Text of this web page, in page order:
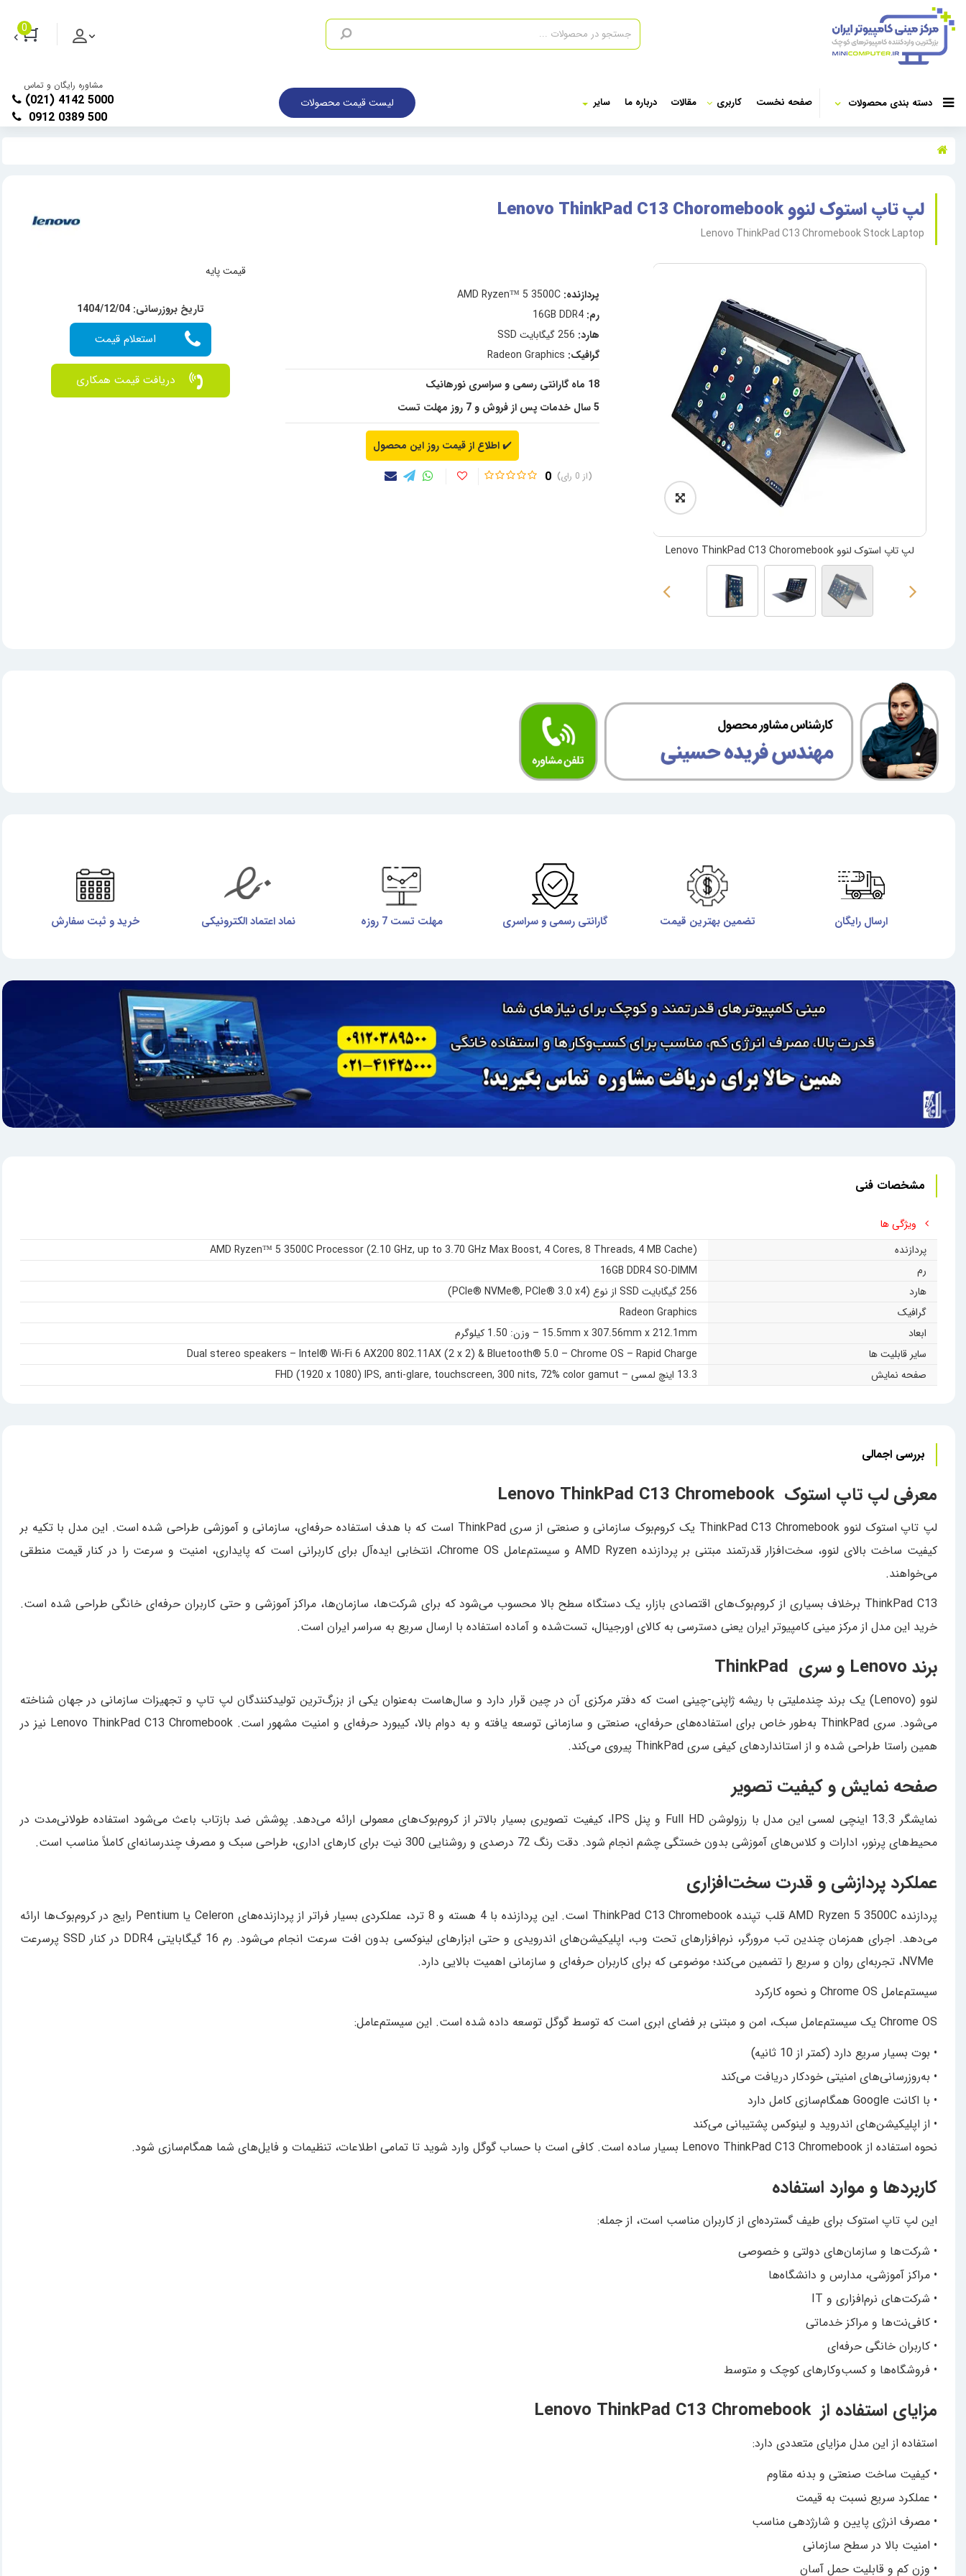
0
دسته بندی محصولات صفحه نخست کاربری مقالات درباره ما سایر لیست قیمت محصولات
مشاوره رایگان و تماس
(021) 4142 5000
0912 0389 500
لپ تاپ استوک لنوو Lenovo ThinkPad C13 Choromebook
Lenovo ThinkPad C13 Chromebook Stock Laptop
لپ تاپ استوک لنوو Lenovo ThinkPad C13 Choromebook
پردازنده: AMD Ryzen™ 5 3500C
رم:16GB DDR4
هارد:
گرافیک:
18 ماه گارانتی رسمی و سراسری نورهانیک
5 سال خدمات پس از فروش و 7 روز مهلت تست
✔️اطلاع از قیمت روز این محصول
0 0
قیمت پایه
تاریخ بروزرسانی: 1404/12/04
دریافت قیمت همکاری
ارسال رایگان تضمین بهترین قیمت گارانتی رسمی و سراسری مهلت تست 7 روزه نماد اعتماد الکترونیکی خرید و ثبت سفارش
مشخصات فنی
ویژگی ها
پردازنده
AMD Ryzen™ 5 3500C Processor (2.10 GHz, up to 3.70 GHz Max Boost, 4 Cores, 8 Threads, 4 MB Cache)
رم
16GB DDR4 SO-DIMM
هارد
256 گیگابایت SSD از نوع (PCIe® NVMe®, PCIe® 3.0 x4)
گرافیک
Radeon Graphics
ابعاد
15.5mm x 307.56mm x 212.1mm – وزن: 1.50 کیلوگرم
سایر قابلیت ها
Dual stereo speakers – Intel® Wi-Fi 6 AX200 802.11AX (2 x 2) & Bluetooth® 5.0 – Chrome OS – Rapid Charge
صفحه نمایش
13.3 اینچ لمسی – FHD (1920 x 1080) IPS, anti-glare, touchscreen, 300 nits, 72% color gamut
بررسی اجمالی
معرفی لپ تاپ استوک Lenovo ThinkPad C13 Chromebook
لپ تاپ استوک لنوو ThinkPad C13 Chromebook یک کروم‌بوک سازمانی و صنعتی از سری ThinkPad است که با هدف استفاده حرفه‌ای، سازمانی و آموزشی طراحی شده است. این مدل با تکیه بر
کیفیت ساخت بالای لنوو، سخت‌افزار قدرتمند مبتنی بر پردازنده AMD Ryzen و سیستم‌عامل Chrome OS، انتخابی ایده‌آل برای کاربرانی است که پایداری، امنیت و سرعت را در کنار قیمت منطقی
می‌خواهند.
ThinkPad C13 برخلاف بسیاری از کروم‌بوک‌های اقتصادی بازار، یک دستگاه سطح بالا محسوب می‌شود که برای شرکت‌ها، سازمان‌ها، مراکز آموزشی و حتی کاربران حرفه‌ای خانگی طراحی شده است.
خرید این مدل از مرکز مینی کامپیوتر ایران یعنی دسترسی به کالای اورجینال، تست‌شده و آماده استفاده با ارسال سریع به سراسر ایران است.
برند Lenovo و سری ThinkPad
لنوو (Lenovo) یک برند چندملیتی با ریشه ژاپنی-چینی است که دفتر مرکزی آن در چین قرار دارد و سال‌هاست به‌عنوان یکی از بزرگ‌ترین تولیدکنندگان لپ تاپ و تجهیزات سازمانی در جهان شناخته
می‌شود. سری ThinkPad به‌طور خاص برای استفاده‌های حرفه‌ای، صنعتی و سازمانی توسعه یافته و به دوام بالا، کیبورد حرفه‌ای و امنیت مشهور است. Lenovo ThinkPad C13 Chromebook نیز در
همین راستا طراحی شده و از استانداردهای کیفی سری ThinkPad پیروی می‌کند.
صفحه نمایش و کیفیت تصویر
نمایشگر 13.3 اینچی لمسی این مدل با رزولوشن Full HD و پنل IPS، کیفیت تصویری بسیار بالاتر از کروم‌بوک‌های معمولی ارائه می‌دهد. پوشش ضد بازتاب باعث می‌شود استفاده طولانی‌مدت در
محیط‌های پرنور، ادارات و کلاس‌های آموزشی بدون خستگی چشم انجام شود. دقت رنگ 72 درصدی و روشنایی 300 نیت برای کارهای اداری، طراحی سبک و مصرف چندرسانه‌ای کاملاً مناسب است.
عملکرد پردازشی و قدرت سخت‌افزاری
پردازنده AMD Ryzen 5 3500C قلب تپنده ThinkPad C13 Chromebook است. این پردازنده با 4 هسته و 8 ترد، عملکردی بسیار فراتر از پردازنده‌های Celeron یا Pentium رایج در کروم‌بوک‌ها ارائه
می‌دهد. اجرای همزمان چندین تب مرورگر، نرم‌افزارهای تحت وب، اپلیکیشن‌های اندرویدی و حتی ابزارهای لینوکسی بدون افت سرعت انجام می‌شود. رم 16 گیگابایتی DDR4 در کنار SSD پرسرعت
سیستم‌عامل Chrome OS و نحوه کارکرد
Chrome OS یک سیستم‌عامل سبک، امن و مبتنی بر فضای ابری است که توسط گوگل توسعه داده شده است. این سیستم‌عامل:
• بوت بسیار سریع دارد (کمتر از 10 ثانیه)
• به‌روزرسانی‌های امنیتی خودکار دریافت می‌کند
• با اکانت Google همگام‌سازی کامل دارد
• از اپلیکیشن‌های اندروید و لینوکس پشتیبانی می‌کند
نحوه استفاده از Lenovo ThinkPad C13 Chromebook بسیار ساده است. کافی است با حساب گوگل وارد شوید تا تمامی اطلاعات، تنظیمات و فایل‌های شما همگام‌سازی شود.
کاربردها و موارد استفاده
این لپ تاپ استوک برای طیف گسترده‌ای از کاربران مناسب است، از جمله:
• شرکت‌ها و سازمان‌های دولتی و خصوصی
• مراکز آموزشی، مدارس و دانشگاه‌ها
• شرکت‌های نرم‌افزاری و IT
• کافی‌نت‌ها و مراکز خدماتی
• کاربران خانگی حرفه‌ای
• فروشگاه‌ها و کسب‌وکارهای کوچک و متوسط
مزایای استفاده از Lenovo ThinkPad C13 Chromebook
استفاده از این مدل مزایای متعددی دارد:
• کیفیت ساخت صنعتی و بدنه مقاوم
• عملکرد سریع نسبت به قیمت
• مصرف انرژی پایین و شارژدهی مناسب
• امنیت بالا در سطح سازمانی
• وزن کم و قابلیت حمل آسان